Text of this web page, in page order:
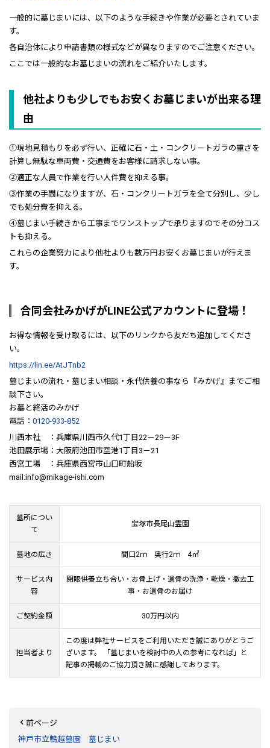
一般的に墓じまいには、以下のような手続きや作業が必要とされていま
す。
各自治体により申請書類の様式などが異なりますのでご注意ください。
ここでは一般的なお墓じまいの流れをご紹介いたします。
他社よりも少しでもお安くお墓じまいが出来る理
由
①現地見積もりを必ず行い、正確に石・土・コンクリートガラの重さを
計算し無駄な車両費・交通費をお客様に請求しない事。
②適正な人員で作業を行い人件費を抑える事。
③作業の手間になりますが、石・コンクリートガラを全て分別し、少し
でも処分費を抑える。
④墓じまい手続きから工事までワンストップで承りますのでその分コス
トも抑える。
これらの企業努力により他社よりも数万円お安くお墓じまいが行えま
す。
合同会社みかげがLINE公式アカウントに登場！
お得な情報を受け取るには、以下のリンクから友だち追加してくださ
い。
https://lin.ee/AtJTnb2
墓じまいの流れ・墓じまい相談・永代供養の事なら『みかげ』までご相
談下さい。
お墓と終活のみかげ
電話： 0120-933-852
川西本社 ：兵庫県川西市久代1丁目22－29－3F
池田展示場：大阪府池田市空港1丁目3－21
西宮工場 ：兵庫県西宮市山口町船坂
mail:info@mikage-ishi.com
墓所につい
て
宝塚市長尾山霊園
墓地の広さ 間口2ｍ 奥行2ｍ 4㎡
サービス内
容
閉眼供養立ち合い・お骨上げ・遺骨の洗浄・乾燥・撤去工
事・お遺骨のお届け
ご契約金額 30万円以内
担当者より
この度は弊社サービスをご利用いただき誠にありがとうご
ざいます。 「墓じまいを検討中の人の参考になれば」と
記事の掲載のご協力頂き誠に感謝しております。
前ページ
神戸市立鵯越墓園 墓じまい